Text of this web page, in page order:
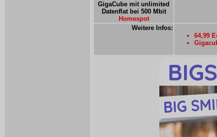
GigaCube mit unlimited
Datenflat bei 500 Mbit
Homespot
Weitere Infos:
64,99